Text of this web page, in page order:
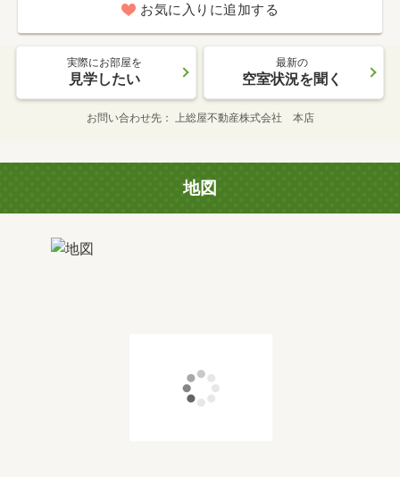
お気に入りに追加する
実際にお部屋を
見学したい
最新の
空室状況を聞く
お問い合わせ先 上総屋不動産株式会社 本店
地図